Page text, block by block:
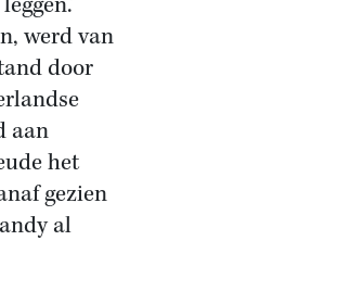
werd van
door
aan
het
gezien
al